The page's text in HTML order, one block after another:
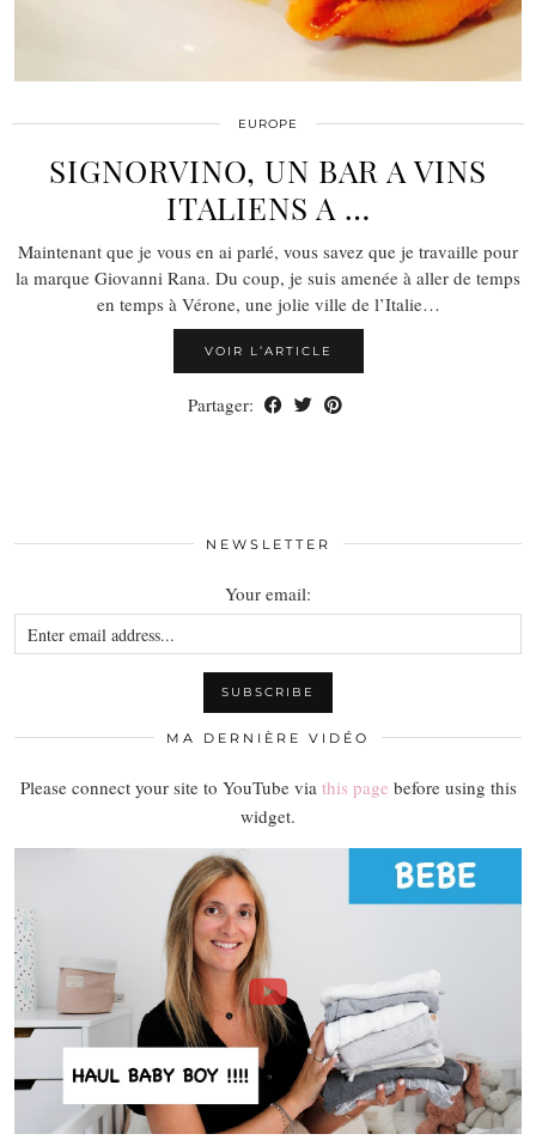
EUROPE
SIGNORVINO, UN BAR A VINS
ITALIENS A …
Maintenant que je vous en ai parlé, vous savez que je travaille pour
la marque Giovanni Rana. Du coup, je suis amenée à aller de temps
en temps à Vérone, une jolie ville de l’Italie…
VOIR L’ARTICLE
Partager:
NEWSLETTER
Your email:
MA DERNIÈRE VIDÉO
Please connect your site to YouTube via this page before using this
widget.